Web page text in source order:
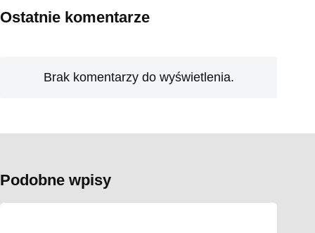
Ostatnie komentarze
Brak komentarzy do wyświetlenia.
Podobne wpisy